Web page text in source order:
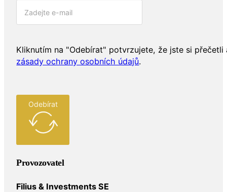
Kliknutím na "Odebírat" potvrzujete, že jste si přečetli
zásady ochrany osobních údajů.
Odebírat
Provozovatel
Filius & Investments SE